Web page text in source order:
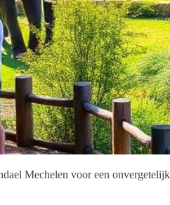
Mechelen voor een